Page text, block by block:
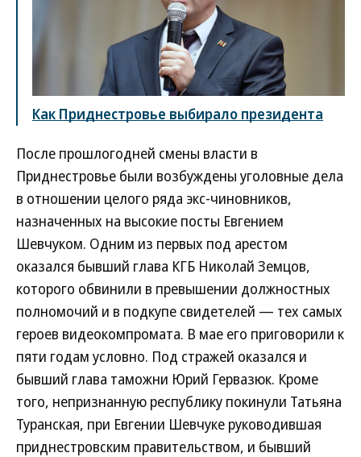
Как Приднестровье выбирало президента
После прошлогодней смены власти в
Приднестровье были возбуждены уголовные дела
в отношении целого ряда экс-чиновников,
назначенных на высокие посты Евгением
Шевчуком. Одним из первых под арестом
оказался бывший глава КГБ Николай Земцов,
которого обвинили в превышении должностных
полномочий и в подкупе свидетелей — тех самых
героев видеокомпромата. В мае его приговорили к
пяти годам условно. Под стражей оказался и
бывший глава таможни Юрий Гервазюк. Кроме
того, непризнанную республику покинули Татьяна
Туранская, при Евгении Шевчуке руководившая
приднестровским правительством, и бывший